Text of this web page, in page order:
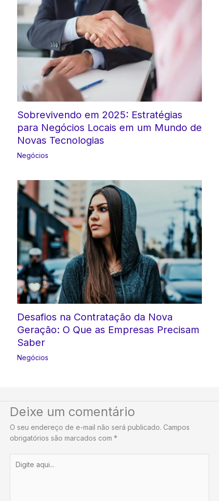
Sobrevivendo em 2025: Estratégias
para Negócios Locais em um Mundo de
Novas Tecnologias
Negócios
Desafios na Contratação da Nova
Geração: O Que as Empresas Precisam
Saber
Negócios
Deixe um comentário
O seu endereço de e-mail não será publicado. Campos
obrigatórios são marcados com *
aqui...